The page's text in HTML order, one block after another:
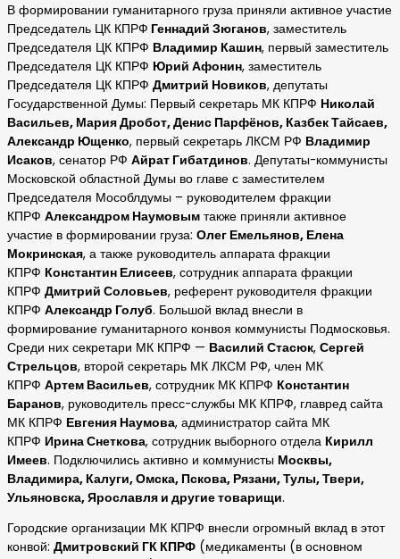
В формировании гуманитарного груза приняли активное участие
Председатель ЦК КПРФ Геннадий Зюганов, заместитель
Председателя ЦК КПРФ Владимир Кашин, первый заместитель
Председателя ЦК КПРФ Юрий Афонин, заместитель
Председателя ЦК КПРФ Дмитрий Новиков, депутаты
Государственной Думы: Первый секретарь МК КПРФ Николай
Васильев, Мария Дробот, Денис Парфёнов, Казбек Тайсаев,
Александр Ющенко, первый секретарь ЛКСМ РФ Владимир
Исаков, сенатор РФ Айрат Гибатдинов. Депутаты-коммунисты
Московской областной Думы во главе с заместителем
Председателя Мособлдумы – руководителем фракции
КПРФ Александром Наумовым также приняли активное
участие в формировании груза: Олег Емельянов, Елена
Мокринская, а также руководитель аппарата фракции
КПРФ Константин Елисеев, сотрудник аппарата фракции
КПРФ Дмитрий Соловьев, референт руководителя фракции
КПРФ Александр Голуб. Большой вклад внесли в
формирование гуманитарного конвоя коммунисты Подмосковья.
Среди них секретари МК КПРФ — Василий Стасюк, Сергей
Стрельцов, второй секретарь МК ЛКСМ РФ, член МК
КПРФ Артем Васильев, сотрудник МК КПРФ Константин
Баранов, руководитель пресс-службы МК КПРФ, главред сайта
МК КПРФ Евгения Наумова, администратор сайта МК
КПРФ Ирина Снеткова, сотрудник выборного отдела Кирилл
Имеев. Подключились активно и коммунисты Москвы,
Владимира, Калуги, Омска, Пскова, Рязани, Тулы, Твери,
Ульяновска, Ярославля и другие товарищи.
Городские организации МК КПРФ внесли огромный вклад в этот
конвой: Дмитровский ГК КПРФ (медикаменты (в основном